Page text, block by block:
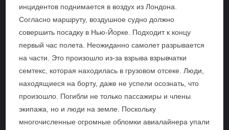
инцидентов поднимается в воздух из Лондона.
Согласно маршруту, воздушное судно должно
совершить посадку в Нью-Йорке. Подходит к концу
первый час полета. Неожиданно самолет разрывается
на части. Это произошло из-за взрыва взрывчатки
семтекс, которая находилась в грузовом отсеке. Люди,
находящиеся на борту, даже не успели осознать, что
произошло. Погибли не только пассажиры и члены
экипажа, но и люди на земле. Поскольку
многочисленные огромные обломки авиалайнера упали